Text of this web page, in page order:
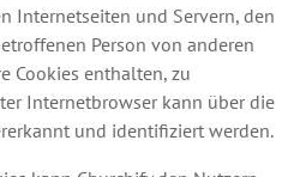
Internetseiten und Servern, den
Person von anderen
Cookies enthalten, zu
Internetbrowser kann über die
und identifiziert werden.